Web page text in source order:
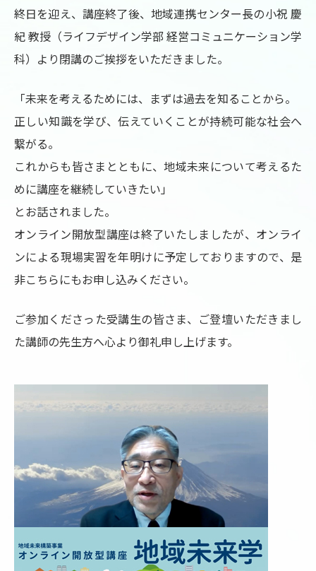
終日を迎え、講座終了後、地域連携センター長の小祝 慶
紀 教授（ライフデザイン学部 経営コミュニケーション学
科）より閉講のご挨拶をいただきました。
「未来を考えるためには、まずは過去を知ることから。
正しい知識を学び、伝えていくことが持続可能な社会へ
繋がる。
これからも皆さまとともに、地域未来について考えるた
めに講座を継続していきたい」
とお話されました。
オンライン開放型講座は終了いたしましたが、オンライ
ンによる現場実習を年明けに予定しておりますので、是
非こちらにもお申し込みください。
ご参加くださった受講生の皆さま、ご登壇いただきまし
た講師の先生方へ心より御礼申し上げます。